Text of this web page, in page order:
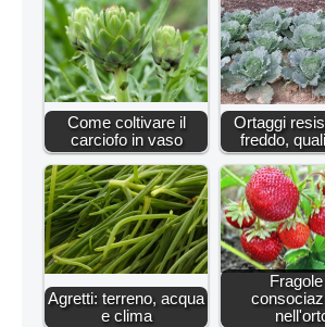
Come coltivare il
carciofo in vaso
Ortaggi
freddo,
Agretti: terreno, acqua
e clima